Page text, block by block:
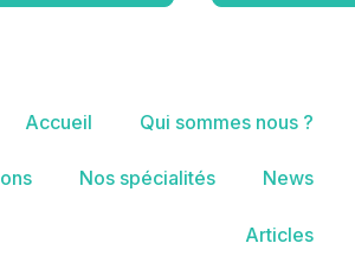
Accueil Qui sommes nous ?
Nos spécialités News
Articles